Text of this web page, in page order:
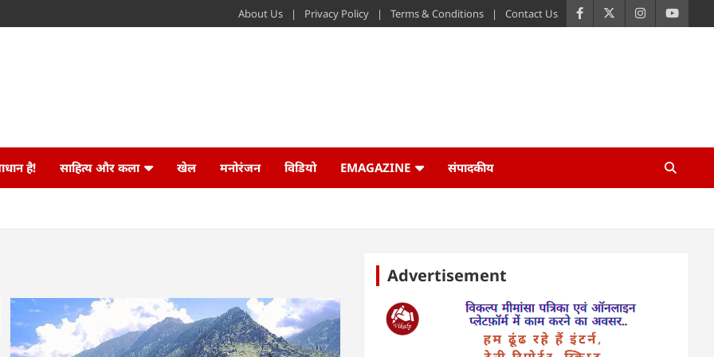
About Us Privacy Policy Terms & Conditions Contact Us
है! साहित्य और कला खेल मनोरंजन विडियो EMAGAZINE संपादकीय
Advertisement